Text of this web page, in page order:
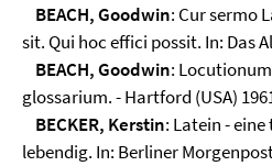
BEACH, Goodwin: Cur sermo
sit. Qui hoc effici possit. In: Das
BEACH, Goodwin:
glossarium. - Hartford (USA)
BECKER, Kerstin: Latein -
lebendig. In: Berliner